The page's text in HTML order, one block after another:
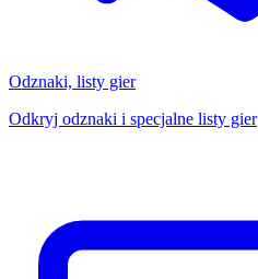
Odznaki, listy gier
Odkryj odznaki i specjalne listy gier